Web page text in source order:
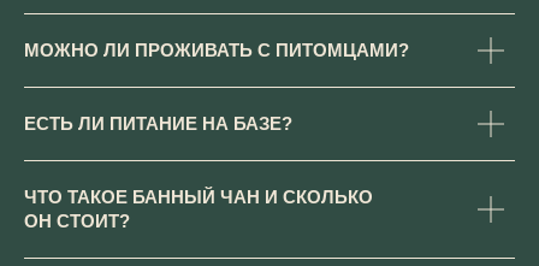
МОЖНО ЛИ ПРОЖИВАТЬ С ПИТОМЦАМИ?
ЕСТЬ ЛИ ПИТАНИЕ НА БАЗЕ?
ЧТО ТАКОЕ БАННЫЙ ЧАН И СКОЛЬКО
ОН СТОИТ?
Telegram
Проверить даты и забронировать